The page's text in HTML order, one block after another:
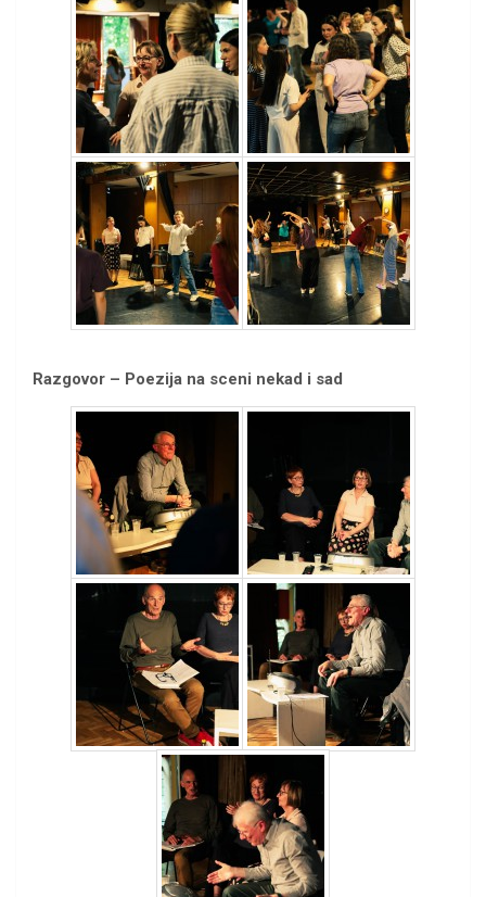
Razgovor – Poezija na sceni nekad i sad